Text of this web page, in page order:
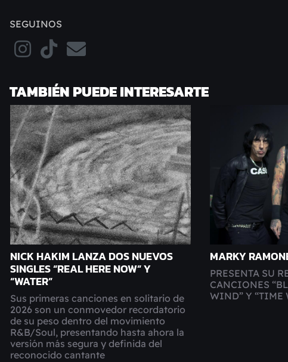
SEGUINOS
TAMBIÉN PUEDE INTERESARTE
NICK HAKIM LANZA DOS NUEVOS
SINGLES “REAL HERE NOW” Y
“WATER”
Sus primeras canciones en solitario de
2026 son un conmovedor recordatorio
de su peso dentro del movimiento
R&B/Soul, presentando hasta ahora la
versión más segura y definida del
reconocido cantante
MARKY
PRESENTA SU
CANCIONES
WIND” Y “TIME